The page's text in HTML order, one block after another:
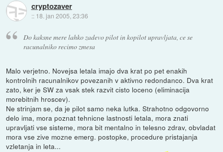
cryptozaver
:: 18. jan 2005, 23:36
Do kaksne mere lahko zadevo pilot in kopilot upravljata, ce se
racunalniko recimo zmesa
Malo verjetno. Novejsa letala imajo dva krat po pet enakih
kontrolnih racunalnikov povezanih v aktivno redondanco. Dva krat
zato, ker je SW za vsak stek razvit cisto loceno (eliminacija
morebitnih hroscev).
Ne strinjam se, da je pilot samo neka lutka. Strahotno odgovorno
delo ima, mora poznat tehnicne lastnosti letala, mora znati
upravljati vse sisteme, mora bit mentalno in telesno zdrav, obvladat
mora vse zive mozne emerg. postopke, procedure pristajanja
vzletanja in leta...